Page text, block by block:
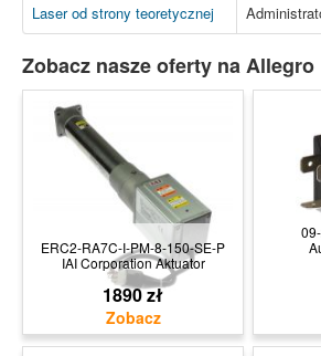
Laser od strony teoretycznej
Zobacz nasze oferty na Allegro
ERC2-RA7C-I-PM-8-150-SE-P
IAI Corporation Aktuator
1890 zł